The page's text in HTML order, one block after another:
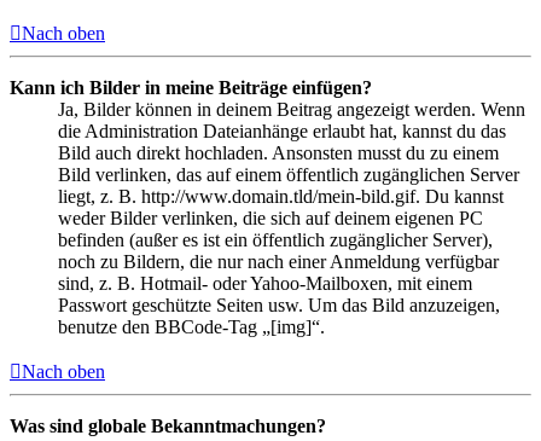
Nach oben
Kann ich Bilder in meine Beiträge einfügen?
Ja, Bilder können in deinem Beitrag angezeigt werden. Wenn
die Administration Dateianhänge erlaubt hat, kannst du das
Bild auch direkt hochladen. Ansonsten musst du zu einem
Bild verlinken, das auf einem öffentlich zugänglichen Server
liegt, z. B. http://www.domain.tld/mein-bild.gif. Du kannst
weder Bilder verlinken, die sich auf deinem eigenen PC
befinden (außer es ist ein öffentlich zugänglicher Server),
noch zu Bildern, die nur nach einer Anmeldung verfügbar
sind, z. B. Hotmail- oder Yahoo-Mailboxen, mit einem
Passwort geschützte Seiten usw. Um das Bild anzuzeigen,
benutze den BBCode-Tag „[img]“.
Nach oben
Was sind globale Bekanntmachungen?